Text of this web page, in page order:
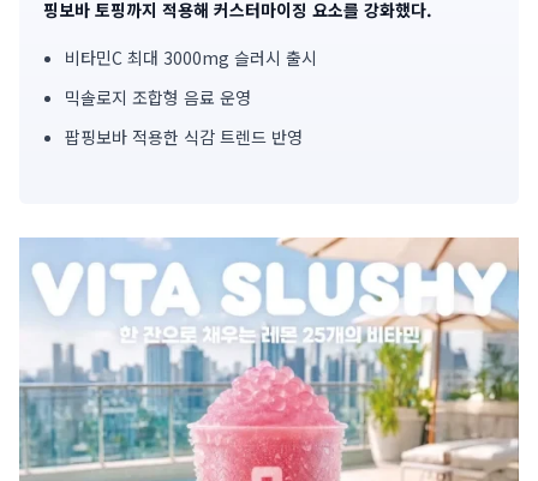
사
핵
심
핑보바 토핑까지 적용해 커스터마이징 요소를 강화했다.
비타민C 최대 3000mg 슬러시 출시
믹솔로지 조합형 음료 운영
팝핑보바 적용한 식감 트렌드 반영